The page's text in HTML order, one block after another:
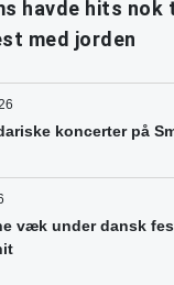
havde hits nok
med jorden
koncerter på
væk under dansk